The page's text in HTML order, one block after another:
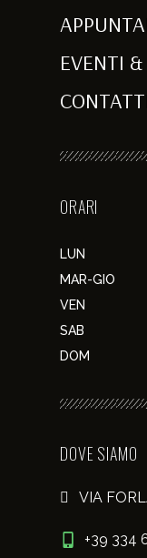
EVENTI
ORARI
LUN
MAR-GIO
VEN
SAB
DOM
DOVE SIAMO
VIA
+39 334